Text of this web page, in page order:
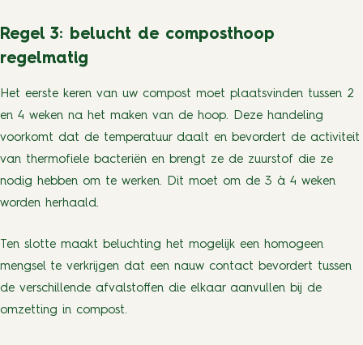
Regel 3: belucht de composthoop
regelmatig
Het eerste keren van uw compost moet plaatsvinden tussen 2
en 4 weken na het maken van de hoop. Deze handeling
voorkomt dat de temperatuur daalt en bevordert de activiteit
van thermofiele bacteriën en brengt ze de zuurstof die ze
nodig hebben om te werken. Dit moet om de 3 à 4 weken
worden herhaald.
Ten slotte maakt beluchting het mogelijk een homogeen
mengsel te verkrijgen dat een nauw contact bevordert tussen
de verschillende afvalstoffen die elkaar aanvullen bij de
omzetting in compost.